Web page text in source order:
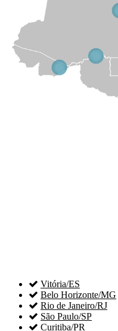
 Vitória/ES
 Belo Horizonte/MG
 Rio de Janeiro/RJ
 São Paulo/SP
 Curitiba/PR